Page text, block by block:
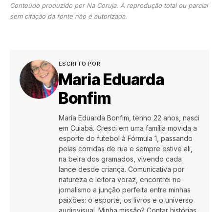
Conteúdo produzido por Na Coruja. A reprodução total ou parcial
sem citação da fonte não é autorizada.
ESCRITO POR
Maria Eduarda
Bonfim
Maria Eduarda Bonfim, tenho 22 anos, nasci
em Cuiabá. Cresci em uma família movida a
esporte do futebol à Fórmula 1, passando
pelas corridas de rua e sempre estive ali,
na beira dos gramados, vivendo cada
lance desde criança. Comunicativa por
natureza e leitora voraz, encontrei no
jornalismo a junção perfeita entre minhas
paixões: o esporte, os livros e o universo